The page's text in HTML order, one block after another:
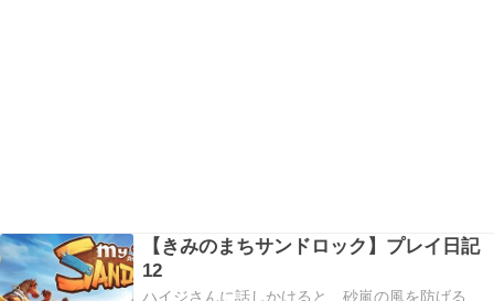
【きみのまちサンドロック】プレイ日記
12
ハイジさんに話しかけると、砂嵐の風を防げる